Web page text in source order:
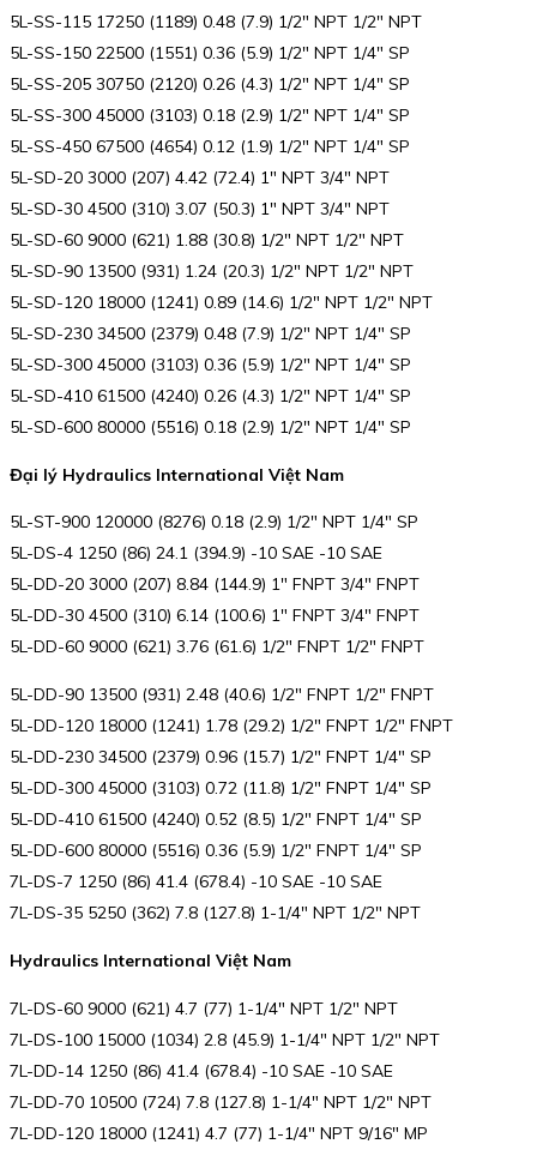
5L-SS-115 17250 (1189) 0.48 (7.9) 1/2″ NPT 1/2″ NPT
5L-SS-150 22500 (1551) 0.36 (5.9) 1/2″ NPT 1/4″ SP
5L-SS-205 30750 (2120) 0.26 (4.3) 1/2″ NPT 1/4″ SP
5L-SS-300 45000 (3103) 0.18 (2.9) 1/2″ NPT 1/4″ SP
5L-SS-450 67500 (4654) 0.12 (1.9) 1/2″ NPT 1/4″ SP
5L-SD-20 3000 (207) 4.42 (72.4) 1″ NPT 3/4″ NPT
5L-SD-30 4500 (310) 3.07 (50.3) 1″ NPT 3/4″ NPT
5L-SD-60 9000 (621) 1.88 (30.8) 1/2″ NPT 1/2″ NPT
5L-SD-90 13500 (931) 1.24 (20.3) 1/2″ NPT 1/2″ NPT
5L-SD-120 18000 (1241) 0.89 (14.6) 1/2″ NPT 1/2″ NPT
5L-SD-230 34500 (2379) 0.48 (7.9) 1/2″ NPT 1/4″ SP
5L-SD-300 45000 (3103) 0.36 (5.9) 1/2″ NPT 1/4″ SP
5L-SD-410 61500 (4240) 0.26 (4.3) 1/2″ NPT 1/4″ SP
5L-SD-600 80000 (5516) 0.18 (2.9) 1/2″ NPT 1/4″ SP
Đại lý Hydraulics International Việt Nam
5L-ST-900 120000 (8276) 0.18 (2.9) 1/2″ NPT 1/4″ SP
5L-DS-4 1250 (86) 24.1 (394.9) -10 SAE -10 SAE
5L-DD-20 3000 (207) 8.84 (144.9) 1″ FNPT 3/4″ FNPT
5L-DD-30 4500 (310) 6.14 (100.6) 1″ FNPT 3/4″ FNPT
5L-DD-60 9000 (621) 3.76 (61.6) 1/2″ FNPT 1/2″ FNPT
5L-DD-90 13500 (931) 2.48 (40.6) 1/2″ FNPT 1/2″ FNPT
5L-DD-120 18000 (1241) 1.78 (29.2) 1/2″ FNPT 1/2″ FNPT
5L-DD-230 34500 (2379) 0.96 (15.7) 1/2″ FNPT 1/4″ SP
5L-DD-300 45000 (3103) 0.72 (11.8) 1/2″ FNPT 1/4″ SP
5L-DD-410 61500 (4240) 0.52 (8.5) 1/2″ FNPT 1/4″ SP
5L-DD-600 80000 (5516) 0.36 (5.9) 1/2″ FNPT 1/4″ SP
7L-DS-7 1250 (86) 41.4 (678.4) -10 SAE -10 SAE
7L-DS-35 5250 (362) 7.8 (127.8) 1-1/4″ NPT 1/2″ NPT
Hydraulics International Việt Nam
7L-DS-60 9000 (621) 4.7 (77) 1-1/4″ NPT 1/2″ NPT
7L-DS-100 15000 (1034) 2.8 (45.9) 1-1/4″ NPT 1/2″ NPT
7L-DD-14 1250 (86) 41.4 (678.4) -10 SAE -10 SAE
7L-DD-70 10500 (724) 7.8 (127.8) 1-1/4″ NPT 1/2″ NPT
7L-DD-120 18000 (1241) 4.7 (77) 1-1/4″ NPT 9/16″ MP